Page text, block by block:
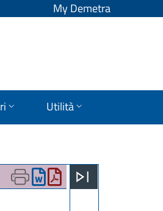
My Demetra
Utilità